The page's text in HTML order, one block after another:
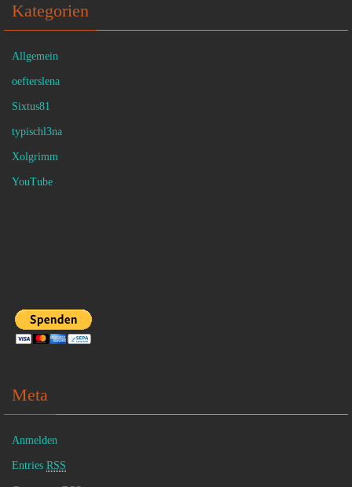
Kategorien
Allgemein
oefterslena
Sixtus81
typischl3na
Xolgrimm
YouTube
Meta
Anmelden
Entries RSS